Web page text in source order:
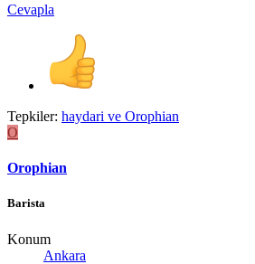
Cevapla
Tepkiler: haydari ve Orophian
O
Orophian
Barista
Konum
Ankara